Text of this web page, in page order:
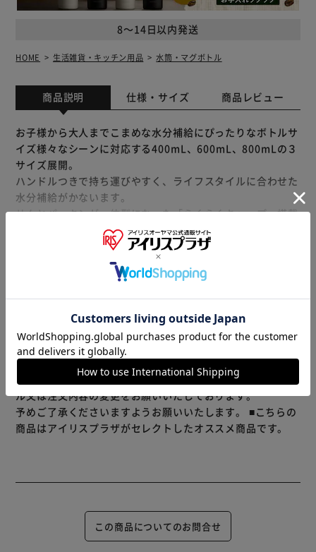
8～14日以内発送
HOME 生活雑貨・キッチン用品 水筒・マグボトル
商品説明 仕様・サイズ 商品レビュー
お子様から大人までこまめな水分補給にぴったりなボトルサ
イズ様々なシーンに対応する400mL、600mL、800mLの３
サイズ展開。
ハンドルつきで持ち運びやすく、ライフスタイルに合わせた
水分補給がかないます。
せんとパッキンが一体型になった「らくらくキャップ」搭載
(1)パッキン一体型せん「らくらくキャップ」
(2)お手入れ点数は３点のみ
(3)汚れやにおいがつきにくく、サビにも強いスーパークリ
ストマー仕様（ゴム状弾性）にしています。
ボトルを置く時の音も軽減され、静かな場所での使用にもお
すすめです。
もっと見る
※製品は予告なく仕様を変更する場合がございます。あらか
※当商品はお取り寄せ品の為、在庫の確認及び商品のお届け
までお時間を頂く場合がございます。
また、商品がメーカーにて完売となっていた場合、キャンセ
ル又は注文内容の変更をお願いいたしております。
予めご了承くださいますようお願いいたします。 ■こちらの
商品はアイリスプラザがセレクトしたオススメ商品です。
この商品についてのお問合せ